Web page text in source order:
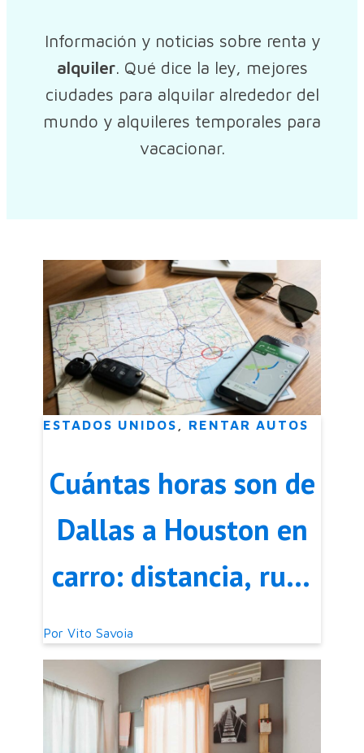
Información y noticias sobre renta y
alquiler. Qué dice la ley, mejores
ciudades para alquilar alrededor del
mundo y alquileres temporales para
vacacionar.
ESTADOS UNIDOS RENTAR AUTOS
Cuántas horas son de
Dallas a Houston en
carro: distancia, ruta
y consejos para el
viaje
Por Vito Savoia